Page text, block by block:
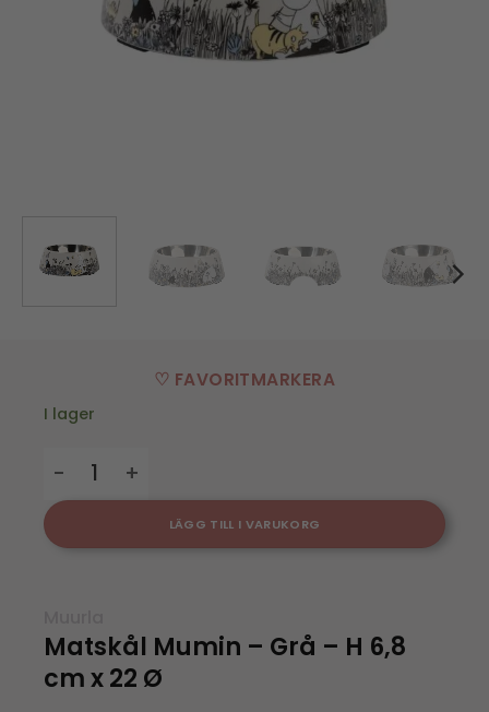
♡ FAVORITMARKERA
I lager
LÄGG TILL I VARUKORG
Matskål Mumin – Grå – H 6,8
cm x 22 Ø